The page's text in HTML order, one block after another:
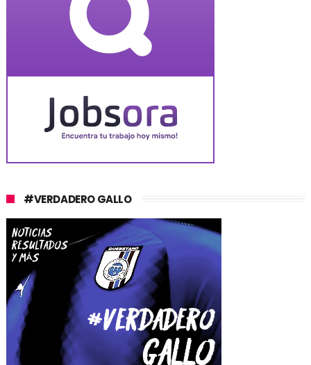
#VERDADERO GALLO